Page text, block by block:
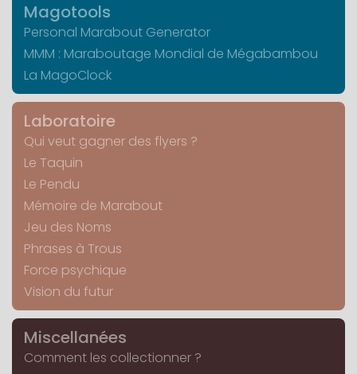
Magotools
Personal Marabout Generator
MMM : Maraboutage Mondial de Mégabambou
La MagoClock
Laboratoire
Qui veut gagner des flyers ?
Le Taquin
Le Pendu
Mémoire de Marabout
Jeu des Noms
Phrases à Trous
Force psychique
Vision du futur
Miscellanées
Comment les collectionner ?